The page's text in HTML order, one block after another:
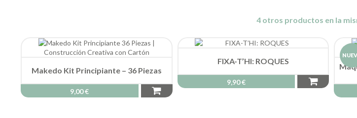
4 otros productos en la
Makedo Kit Principiante – 36 Piezas
9,00 €
FIXA-T’HI: ROQUES
9,90 €